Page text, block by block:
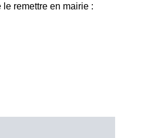
remettre en mairie :